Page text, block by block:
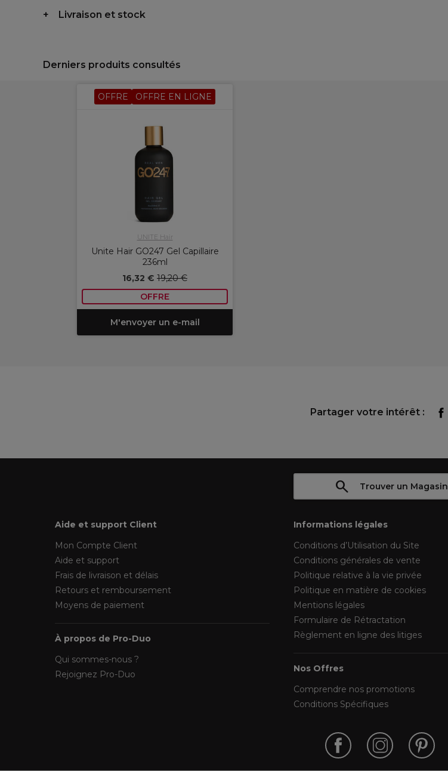
Livraison et stock
Derniers produits consultés
OFFRE OFFRE EN LIGNE
UNITE Hair
Unite Hair GO247 Gel Capillaire
236ml
16,32 € 19,20 €
OFFRE
M'envoyer un e-mail
Partager votre intérêt :
Trouver un Magasin
Aide et support Client
Mon Compte Client
Aide et support
Frais de livraison et délais
Retours et remboursement
Moyens de paiement
À propos de Pro-Duo
Qui sommes-nous ?
Rejoignez Pro-Duo
Informations légales
Conditions d’Utilisation du Site
Conditions générales de vente
Politique relative à la vie privée
Politique en matière de cookies
Mentions légales
Formulaire de Rétractation
Règlement en ligne des litiges
Nos Offres
Comprendre nos promotions
Conditions Spécifiques